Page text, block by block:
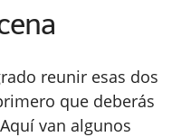
reunir esas dos
que deberás
van algunos